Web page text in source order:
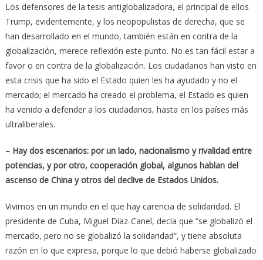
Los defensores de la tesis antiglobalizadora, el principal de ellos
Trump, evidentemente, y los neopopulistas de derecha, que se
han desarrollado en el mundo, también están en contra de la
globalización, merece reflexión este punto. No es tan fácil estar a
favor o en contra de la globalización. Los ciudadanos han visto en
esta crisis que ha sido el Estado quien les ha ayudado y no el
mercado; el mercado ha creado el problema, el Estado es quien
ha venido a defender a los ciudadanos, hasta en los países más
ultraliberales.
– Hay dos escenarios: por un lado, nacionalismo y rivalidad entre
potencias, y por otro, cooperación global, algunos hablan del
ascenso de China y otros del declive de Estados Unidos.
Vivimos en un mundo en el que hay carencia de solidaridad. El
presidente de Cuba, Miguel Díaz-Canel, decía que “se globalizó el
mercado, pero no se globalizó la solidaridad”, y tiene absoluta
razón en lo que expresa, porque lo que debió haberse globalizado